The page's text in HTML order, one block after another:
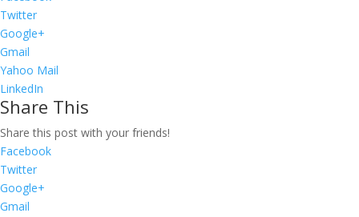
Twitter
Google+
Gmail
Yahoo Mail
LinkedIn
Share This
Share this post with your friends!
Facebook
Twitter
Google+
Gmail